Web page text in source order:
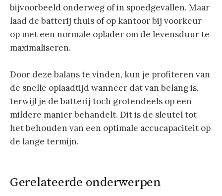
bijvoorbeeld onderweg of in spoedgevallen. Maar
laad de batterij thuis of op kantoor bij voorkeur
op met een normale oplader om de levensduur te
maximaliseren.
Door deze balans te vinden, kun je profiteren van
de snelle oplaadtijd wanneer dat van belang is,
terwijl je de batterij toch grotendeels op een
mildere manier behandelt. Dit is de sleutel tot
het behouden van een optimale accucapaciteit op
de lange termijn.
Gerelateerde onderwerpen